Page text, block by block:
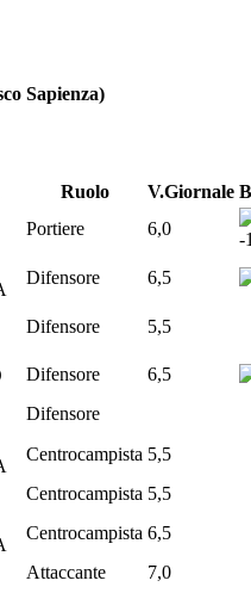
Sapienza)
Ruolo V.Giornale
Portiere 6,0
Difensore 6,5
Difensore 5,5
Difensore
6,5
Difensore
Centrocampista 5,5
Centrocampista 5,5
Centrocampista 6,5
Attaccante
7,0